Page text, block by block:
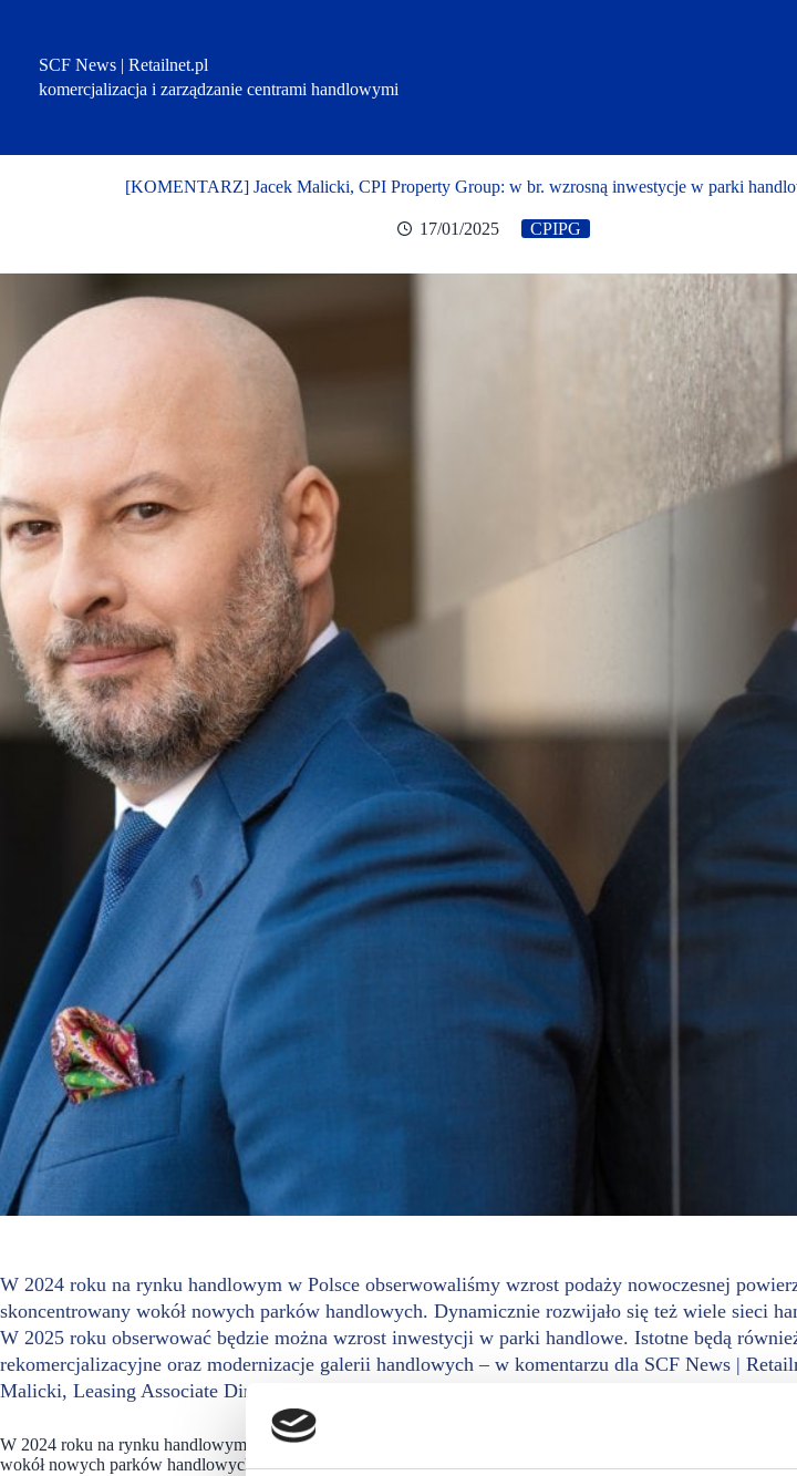
SCF News | Retailnet.pl
komercjalizacja i zarządzanie centrami handlowymi
[KOMENTARZ] Jacek Malicki, CPI Property Group: w br. wzrosną inwestycje w parki
17/01/2025 CPIPG
W 2024 roku na rynku handlowym w Polsce obserwowaliśmy wzrost podaży nowoczesnej
skoncentrowany wokół nowych parków handlowych. Dynamicznie rozwijało się też wiele sieci
W 2025 roku obserwować będzie można wzrost inwestycji w parki handlowe. Istotne będą
rekomercjalizacyjne oraz modernizacje galerii handlowych – w komentarzu dla SCF News |
Malicki, Leasing Associate Director, Leasing Retail, CPI Property Group.
W 2024 roku na rynku handlowym w Polsce obserwowaliśmy wzrost podaży nowoczesnej powierzchni
wokół nowych parków handlowych.